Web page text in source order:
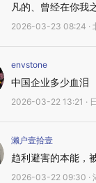
凡的、曾经在你我
2026-03-23 08:24 ·
envstone
中国企业多少血泪
2026-03-22 13:21 ·
濑户壹拾壹
趋利避害的本能，
2026-03-22 09:30 ·